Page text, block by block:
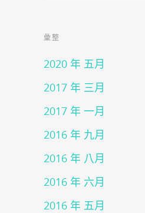
彙整
2020 年 五月
2017 年 三月
2017 年 一月
2016 年 九月
2016 年 八月
2016 年 六月
2016 年 五月